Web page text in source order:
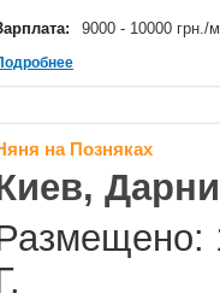
9000 - 10000 грн./
на Позняках